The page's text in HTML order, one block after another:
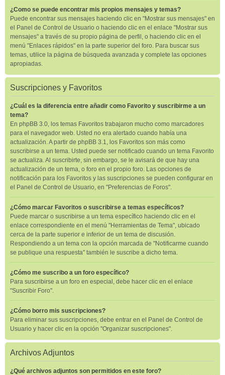
¿Como se puede encontrar mis propios mensajes y temas?
Puede encontrar sus mensajes haciendo clic en "Mostrar sus mensajes" en
el Panel de Control de Usuario o haciendo clic en el enlace "Mostrar sus
mensajes" a través de su propio página de perfil, o haciendo clic en el
menú "Enlaces rápidos" en la parte superior del foro. Para buscar sus
temas, utilice la página de búsqueda avanzada y complete las opciones
apropiadas.
Suscripciones y Favoritos
¿Cuál es la diferencia entre añadir como Favorito y suscribirme a un
tema?
En phpBB 3.0, los temas Favoritos trabajaron mucho como marcadores
para el navegador web. Usted no era alertado cuando había una
actualización. A partir de phpBB 3.1, los Favoritos son más como
suscribirse a un tema. Usted puede ser notificado cuando un tema Favorito
se actualiza. Al suscribirte, sin embargo, se le avisará de que hay una
actualización de un tema, o foro en el propio foro. Las opciones de
notificación para los Favoritos y las suscripciones se pueden configurar en
el Panel de Control de Usuario, en "Preferencias de Foros".
¿Cómo marcar Favoritos o suscribirse a temas específicos?
Puede marcar o suscribirse a un tema específico haciendo clic en el
enlace correspondiente en el menú "Herramientas de Tema", ubicado
cerca de la parte superior e inferior de un tema de discusión.
Respondiendo a un tema con la opción marcada de "Notificarme cuando
se publique una respuesta" también le suscribe a dicho tema.
¿Cómo me suscribo a un foro específico?
Para suscribirse a un foro en especial, debe hacer clic en el enlace
"Suscribir Foro".
¿Cómo borro mis suscripciones?
Para eliminar sus suscripciones, debe entrar en el Panel de Control de
Usuario y hacer clic en la opción "Organizar suscripciones".
Archivos Adjuntos
¿Qué archivos adjuntos son permitidos en este foro?